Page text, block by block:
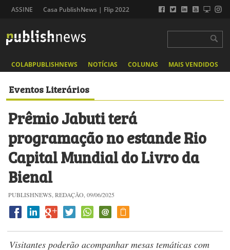
ASSINE Casa PublishNews | Flip 2022
COLABPUBLISHNEWS NOTÍCIAS COLUNAS MAIS VENDIDOS
Eventos Literários
Prêmio Jabuti terá
programação no estande Rio
Capital Mundial do Livro da
Bienal
PUBLISHNEWS, REDAÇÃO, 09/06/2025
Visitantes poderão acompanhar mesas temáticas com